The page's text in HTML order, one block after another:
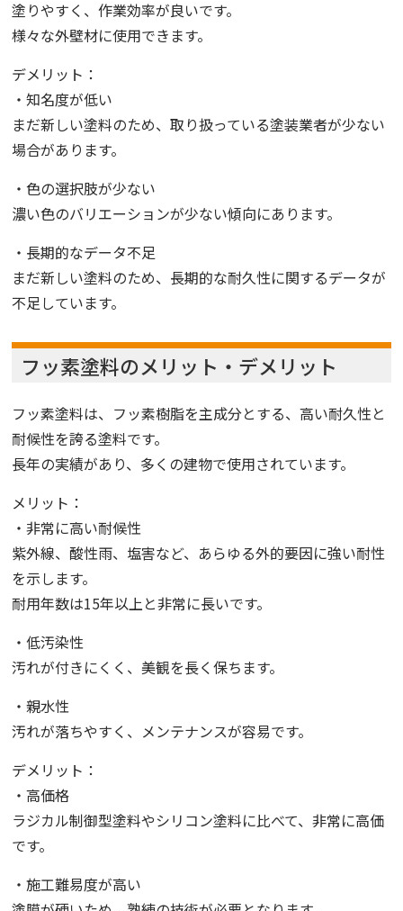
塗りやすく、作業効率が良いです。
様々な外壁材に使用できます。
デメリット：
・知名度が低い
まだ新しい塗料のため、取り扱っている塗装業者が少ない
場合があります。
・色の選択肢が少ない
濃い色のバリエーションが少ない傾向にあります。
・長期的なデータ不足
まだ新しい塗料のため、長期的な耐久性に関するデータが
不足しています。
フッ素塗料のメリット・デメリット
フッ素塗料は、フッ素樹脂を主成分とする、高い耐久性と
耐候性を誇る塗料です。
長年の実績があり、多くの建物で使用されています。
メリット：
・非常に高い耐候性
紫外線、酸性雨、塩害など、あらゆる外的要因に強い耐性
を示します。
耐用年数は15年以上と非常に長いです。
・低汚染性
汚れが付きにくく、美観を長く保ちます。
・親水性
汚れが落ちやすく、メンテナンスが容易です。
デメリット：
・高価格
ラジカル制御型塗料やシリコン塗料に比べて、非常に高価
です。
・施工難易度が高い